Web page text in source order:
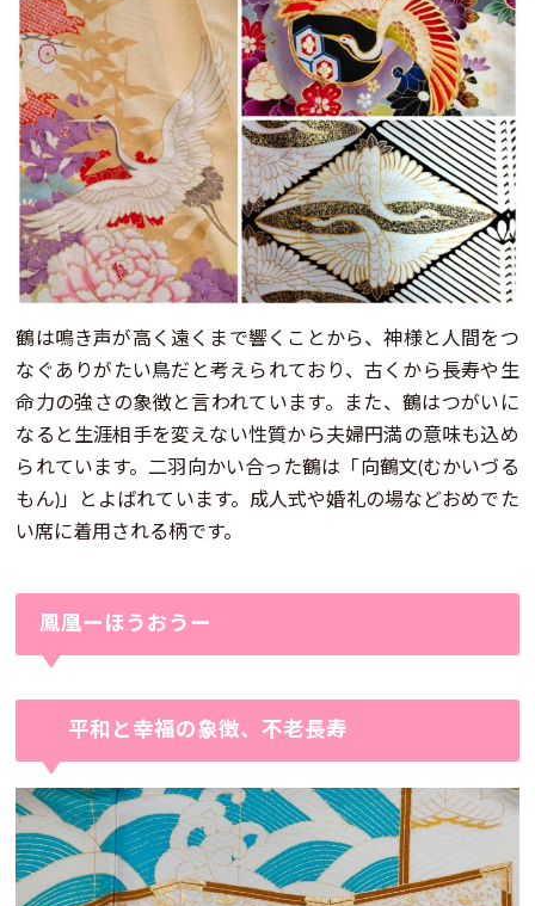
鶴は鳴き声が高く遠くまで響くことから、神様と人間をつ
なぐありがたい鳥だと考えられており、古くから長寿や生
命力の強さの象徴と言われています。また、鶴はつがいに
なると生涯相手を変えない性質から夫婦円満の意味も込め
られています。二羽向かい合った鶴は「向鶴文(むかいづる
もん)」とよばれています。成人式や婚礼の場などおめでた
い席に着用される柄です。
鳳凰ーほうおうー
平和と幸福の象徴、不老長寿